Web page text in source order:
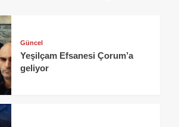
Güncel
Yeşilçam Efsanesi Çorum’a
geliyor